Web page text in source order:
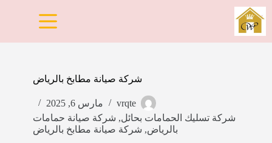
التجاوز
إلى
المحتوى
شركة صيانة مطابخ بالرياض
vrqte
مارس 6, 2025
شركة تسليك الحمامات بحائل, شركة صيانة حمامات
بالرياض, شركة صيانة مطابخ بالرياض